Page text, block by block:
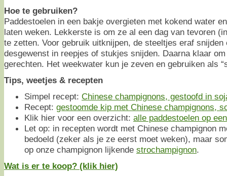
Hoe te gebruiken?
Paddestoelen in een bakje overgieten met kokend water
laten weken. Lekkerste is om ze al een dag van tevoren
te zetten. Voor gebruik uitknijpen, de steeltjes eraf snijden
desgewenst in reepjes of stukjes snijden. Daarna klaar
gerechten. Het weekwater kun je zeven en gebruiken als
Tips, weetjes & recepten
Simpel recept: Chinese champignons, gestoofd in
Recept: gestoomde kip met Chinese champignons,
Klik hier voor een overzicht: alle paddestoelen op
Let op: in recepten wordt met Chinese champignon
bedoeld (zeker als je ze eerst moet weken), maar
op onze champignon lijkende strochampignon.
Wat is er te koop? (klik hier)